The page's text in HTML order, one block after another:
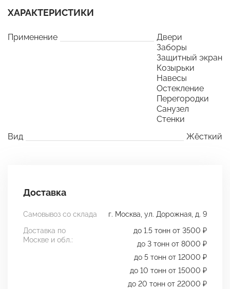
ХАРАКТЕРИСТИКИ
Применение
Двери
Заборы
Защитный экран
Козырьки
Навесы
Остекление
Перегородки
Санузел
Стенки
Вид
Жёсткий
Доставка
Самовывоз со склада
г. Москва, ул. Дорожная, д. 9
Доставка по
Москве и обл.:
до 1.5 тонн от 3500 ₽
до 3 тонн от 8000 ₽
до 5 тонн от 12000 ₽
до 10 тонн от 15000 ₽
до 20 тонн от 22000 ₽